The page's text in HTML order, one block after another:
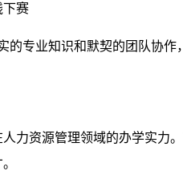
下赛
专业知识和默契的团队协
力资源管理领域的办学实力